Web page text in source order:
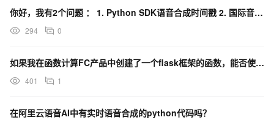
你好，我有2个问题 ： 1. Python SDK语音合成时间戳 2. 国际音标SSML标注发音
294 0
如果我在函数计算FC产品中创建了一个flask框架的函数，能否使用Python Link SDK？
401 1
在阿里云语音AI中有实时语音合成的python代码吗？